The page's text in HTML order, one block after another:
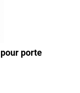
porte